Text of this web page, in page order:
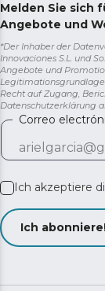
Melden Sie sich
Angebote und
*Der Inhaber der
Innovaciones S.L. und
Angebote und
Recht auf Zugang,
Datenschutzerklärung
Correo
Ich akzeptiere
Ich